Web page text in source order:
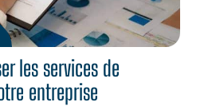
les services de
entreprise